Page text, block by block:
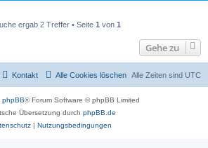
ergab 2 Treffer • Seite 1 von 1
Gehe zu
Alle Zeiten sind UTC
Alle Cookies löschen
Kontakt
phpBB® Forum Software © phpBB Limited
Übersetzung durch phpBB.de
| Nutzungsbedingungen